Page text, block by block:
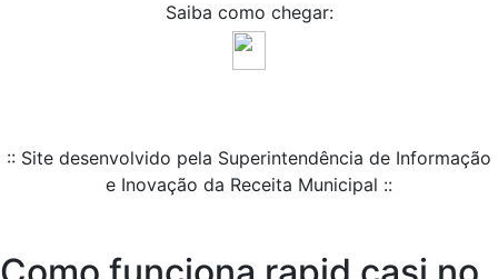
Saiba como chegar:
:: Site desenvolvido pela Superintendência de Informação
e Inovação da Receita Municipal ::